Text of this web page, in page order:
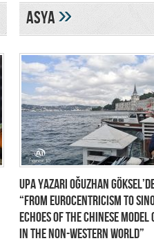
Asya»
UPA YAZARI OĞUZHAN
“FROM EUROCENTRICISM TO
ECHOES OF THE CHINESE
IN THE NON-WESTERN WORLD”